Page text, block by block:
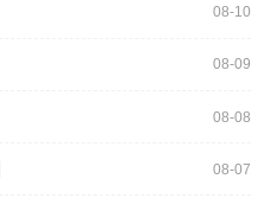
08-10
08-09
08-08
08-07